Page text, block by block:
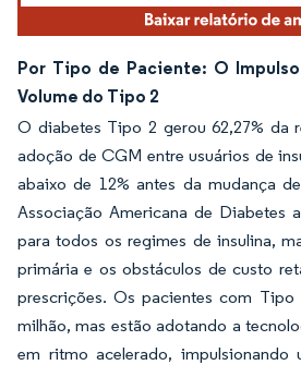
Por Tipo de Paciente: O
Volume do Tipo 2
O diabetes Tipo 2 gerou 62,27% da
adoção de CGM entre usuários de
abaixo de 12% antes da mudança
Associação Americana de Diabetes
para todos os regimes de insulina,
primária e os obstáculos de custo
prescrições. Os pacientes com Tipo
milhão, mas estão adotando a
em ritmo acelerado, impulsionando